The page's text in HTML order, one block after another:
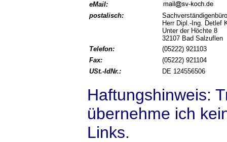
eMail:
postalisch:
Herr Dipl.-Ing. Detlef
Unter der Höchte 8
32107 Bad Salzuflen
Telefon:
(05222) 921103
Fax:
(05222) 921104
USt.-IdNr.:
DE 124556506
Haftungshinweis:
übernehme ich
Links.